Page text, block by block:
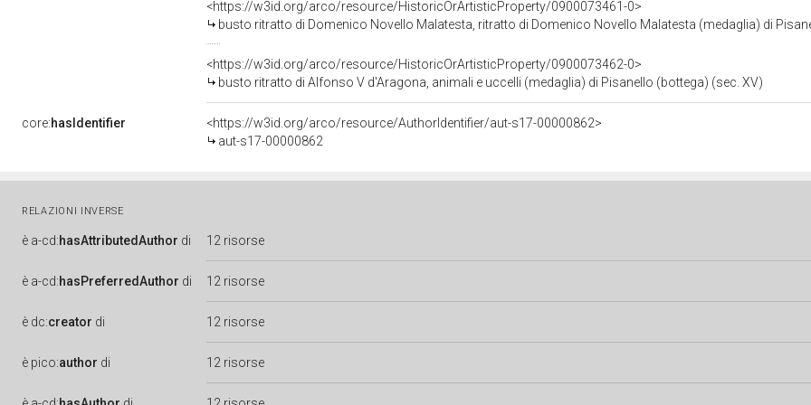
<https://w3id.org/arco/resource/HistoricOrArtisticProperty/0900073461-0>
busto ritratto di Domenico Novello Malatesta, ritratto di Domenico Novello Malatesta (medaglia) di
<https://w3id.org/arco/resource/HistoricOrArtisticProperty/0900073462-0>
busto ritratto di Alfonso V d'Aragona, animali e uccelli (medaglia) di Pisanello (bottega) (sec. XV)
core:hasIdentifier
<https://w3id.org/arco/resource/AuthorIdentifier/aut-s17-00000862>
aut-s17-00000862
RELAZIONI INVERSE
è a-cd:hasAttributedAuthor di 12 risorse
è a-cd:hasPreferredAuthor di 12 risorse
è dc:creator di 12 risorse
è pico:author di 12 risorse